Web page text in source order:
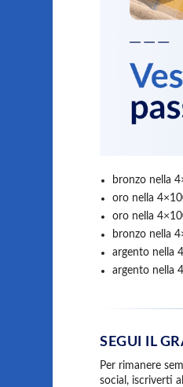
bronzo nella
oro nella
oro nella
bronzo nella
argento nella
argento nella
SEGUI IL
Per rimanere
social, iscriverti